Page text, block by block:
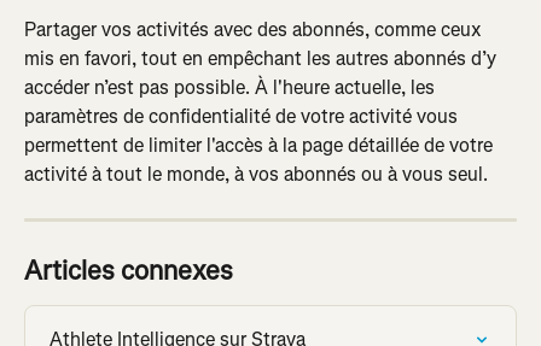
Partager vos activités avec des abonnés, comme ceux
mis en favori, tout en empêchant les autres abonnés d’y
accéder n’est pas possible. À l'heure actuelle, les
paramètres de confidentialité de votre activité vous
permettent de limiter l'accès à la page détaillée de votre
activité à tout le monde, à vos abonnés ou à vous seul.
Articles connexes
Athlete Intelligence sur Strava